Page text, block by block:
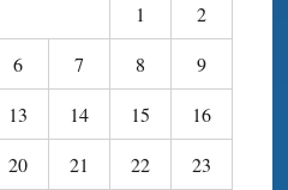
1
2
6 7 8
9
13 14 15
16
20 21 22
23